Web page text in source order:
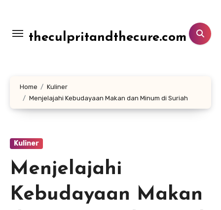
konten
theculpritandthecure.com
Home
Kuliner
Menjelajahi Kebudayaan Makan dan Minum di Suriah
Kuliner
Menjelajahi
Kebudayaan Makan